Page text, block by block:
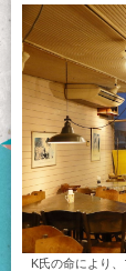
K氏の命により